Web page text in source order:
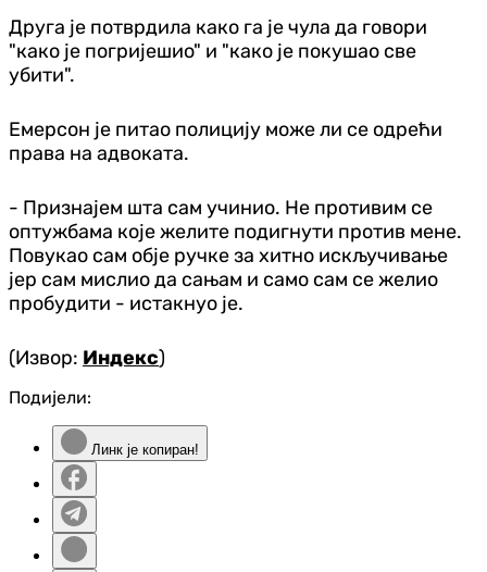
Друга је потврдила како га је чула да говори
"како је погријешио" и "како је покушао све
убити".
Емерсон је питао полицију може ли се одрећи
права на адвоката.
- Признајем шта сам учинио. Не противим се
оптужбама које желите подигнути против мене.
Повукао сам обје ручке за хитно искључивање
јер сам мислио да сањам и само сам се желио
пробудити - истакнуо је.
(Извор: Индекс)
Подијели:
Линк је копиран!